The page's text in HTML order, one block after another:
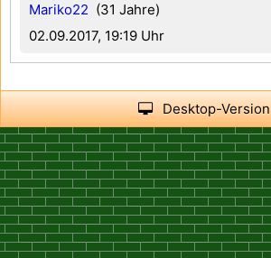
Mariko22 (31 Jahre)
02.09.2017, 19:19 Uhr
Desktop-Version